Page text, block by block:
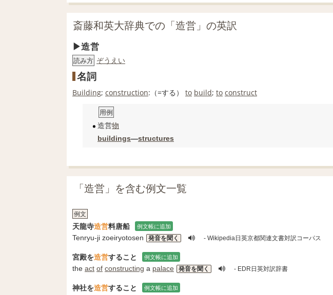
斎藤和英大辞典での「造営」の英訳
造営
読み方 ぞうえい
名詞
Building; construction:（=する） to build; to construct
用例
造営物
buildings―structures
「造営」を含む例文一覧
例文
天龍寺造営料唐船 例文帳に追加
Tenryu-ji zoeiryotosen 発音を聞く - Wikipedia日英京都関連文書対訳コーパス
宮殿を造営すること 例文帳に追加
the act of constructing a palace 発音を聞く - EDR日英対訳辞書
神社を造営すること 例文帳に追加